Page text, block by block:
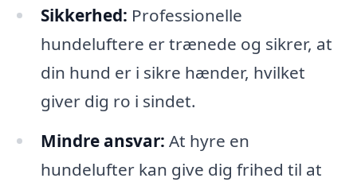
Sikkerhed: Professionelle
hundeluftere er trænede og sikrer, at
din hund er i sikre hænder, hvilket
giver dig ro i sindet.
Mindre ansvar: At hyre en
hundelufter kan give dig frihed til at